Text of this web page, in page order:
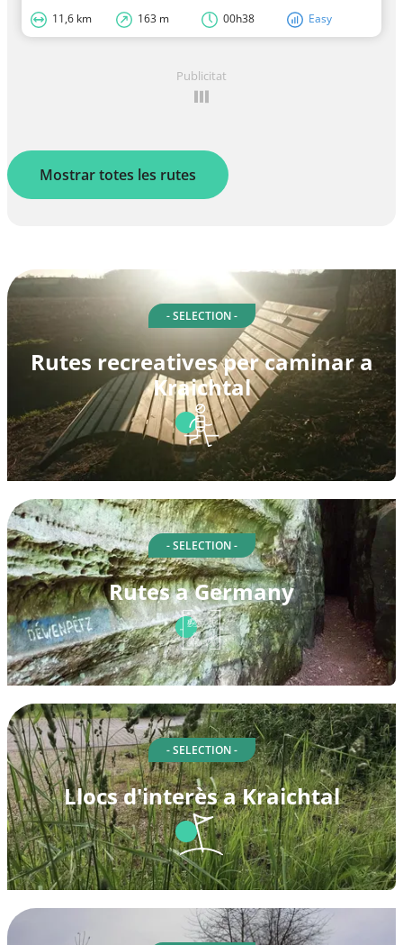
11,6 km 163 m 00h38 Easy
Publicitat
Mostrar totes les rutes
- SELECTION -
Rutes recreatives per caminar a
Kraichtal
- SELECTION -
Rutes a Germany
- SELECTION -
Llocs d'interès a Kraichtal